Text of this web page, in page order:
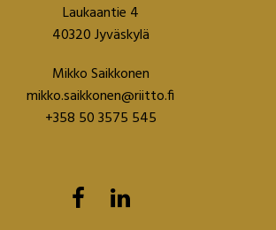
Laukaantie 4
40320 Jyväskylä
Mikko Saikkonen
mikko.saikkonen@riitto.fi
+358 50 3575 545